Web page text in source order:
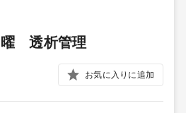
曜 透析管理
お気に入りに追加